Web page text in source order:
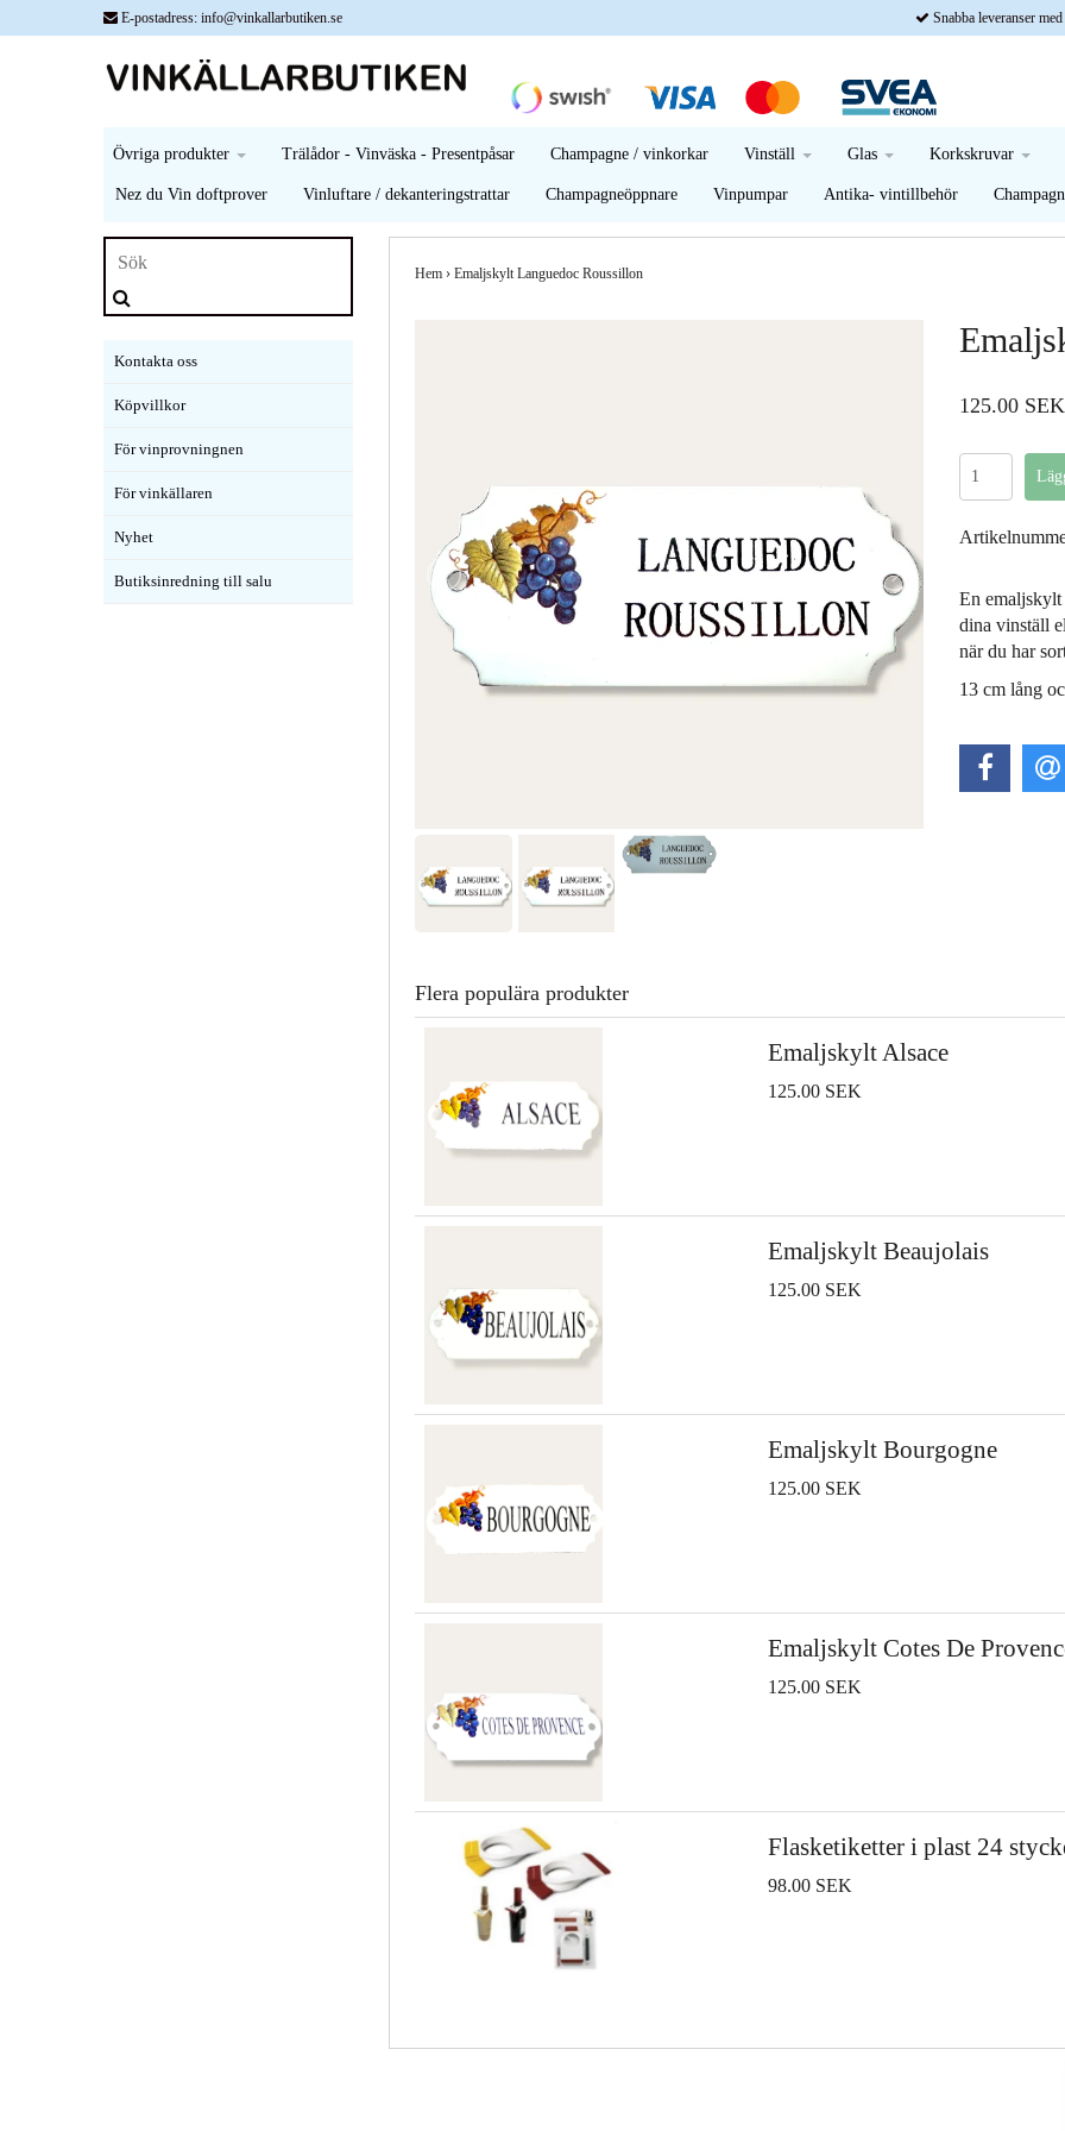
E-postadress: info@vinkallarbutiken.se Snabba leveranser
Övriga produkter Trälådor - Vinväska - Presentpåsar Champagne / vinkorkar Vinställ Glas Korkskruvar
Nez du Vin doftprover Vinluftare / dekanteringstrattar Champagneöppnare Vinpumpar Antika- vintillbehör
Kontakta oss
Köpvillkor
För vinprovningnen
För vinkällaren
Nyhet
Butiksinredning till salu
Hem › Emaljskylt Languedoc Roussillon
125.00 SEK
En emaljskylt
dina vinställ
när du har
13 cm lång
Flera populära produkter
Emaljskylt Alsace
125.00 SEK
Emaljskylt Beaujolais
125.00 SEK
Emaljskylt Bourgogne
125.00 SEK
Emaljskylt Cotes De
125.00 SEK
Flasketiketter i plast 24
98.00 SEK